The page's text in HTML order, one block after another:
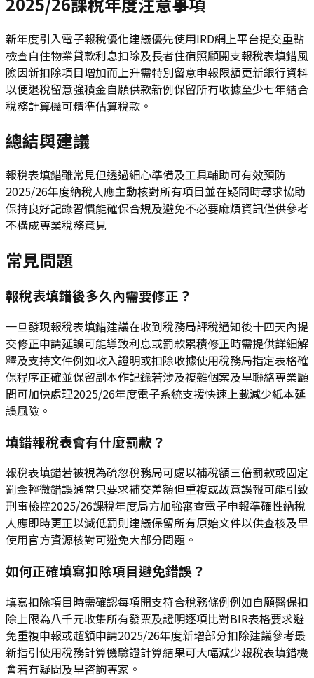
新年度引入電子報稅優化建議優先使用IRD網上平台提交重點
檢查自住物業貸款利息扣除及長者住宿照顧開支報稅表填錯風
險因新扣除項目增加而上升需特別留意申報限額更新銀行資料
以便退稅留意強積金自願供款新例保留所有收據至少七年結合
稅務計算機可精準估算稅款。
總結與建議
報稅表填錯雖常見但透過細心準備及工具輔助可有效預防
2025/26年度納稅人應主動核對所有項目並在疑問時尋求協助
保持良好記錄習慣能確保合規及避免不必要麻煩資訊僅供參考
不構成專業稅務意見
常見問題
報稅表填錯後多久內需要修正？
一旦發現報稅表填錯建議在收到稅務局評稅通知後十四天內提
交修正申請延誤可能導致利息或罰款累積修正時需提供詳細解
釋及支持文件例如收入證明或扣除收據使用稅務局指定表格確
保程序正確並保留副本作記錄若涉及複雜個案及早聯絡專業顧
問可加快處理2025/26年度電子系統支援快速上載減少紙本延
誤風險。
填錯報稅表會有什麼罰款？
報稅表填錯若被視為疏忽稅務局可處以補稅額三倍罰款或固定
罰金輕微錯誤通常只要求補交差額但重複或故意誤報可能引致
刑事檢控2025/26課稅年度局方加強審查電子申報準確性納稅
人應即時更正以減低罰則建議保留所有原始文件以供查核及早
使用官方資源核對可避免大部分問題。
如何正確填寫扣除項目避免錯誤？
填寫扣除項目時需確認每項開支符合稅務條例例如自願醫保扣
除上限為八千元收集所有發票及證明逐項比對BIR表格要求避
免重複申報或超額申請2025/26年度新增部分扣除建議參考最
新指引使用稅務計算機驗證計算結果可大幅減少報稅表填錯機
會若有疑問及早咨詢專家。